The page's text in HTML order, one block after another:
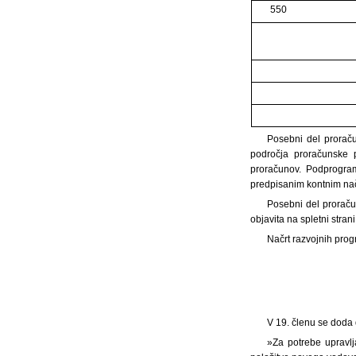
550
Posebni del
področja proračunske
proračunov.
predpisanim kontnim
Posebni del
objavita na spletni
Načrt razvojnih
V 19. členu se
»Za potrebe